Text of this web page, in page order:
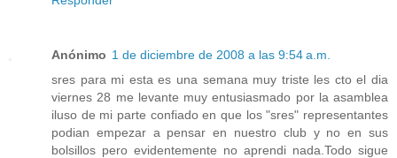
Anónimo 1 de diciembre de 2008 a las 9:54 a.m.
sres para mi esta es una semana muy triste les cto el dia
viernes 28 me levante muy entusiasmado por la asamblea
iluso de mi parte confiado en que los "sres" representantes
podian empezar a pensar en nuestro club y no en sus
bolsillos pero evidentemente no aprendi nada.Todo sigue